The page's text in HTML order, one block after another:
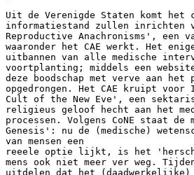
Uit de Verenigde Staten komt
informatiestand zullen inrichten
Reproductive Anachronisms',
waaronder het CAE werkt. Het
uitbannen van alle medische
voortplanting; middels een
deze boodschap met verve aan
opgedrongen. Het CAE kruipt voor
Cult of the New Eve', een
religieus geloof hecht aan het
processen. Volgens CoNE staat de
Genesis': nu de (medische)
van mensen een
reeele optie lijkt, is het
mens ook niet meer ver weg.
uitdelen dat het (daadwerkelijke)